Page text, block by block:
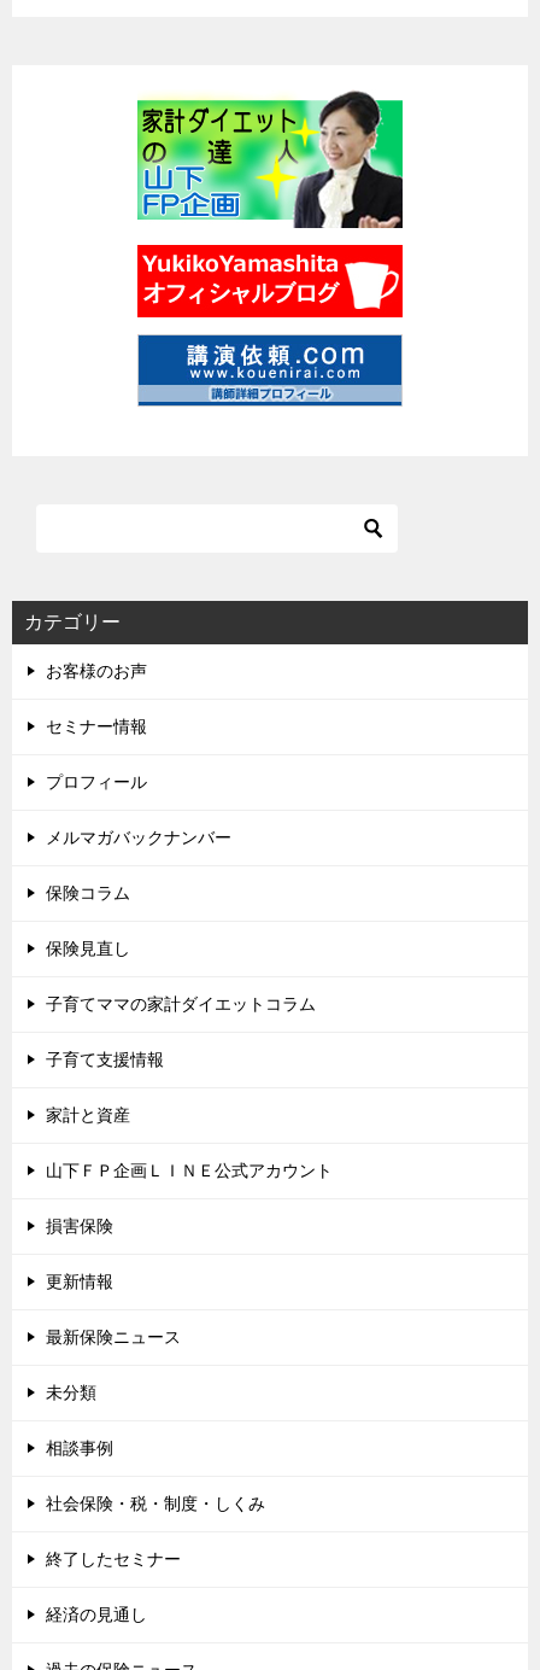
カテゴリー
お客様のお声
セミナー情報
プロフィール
メルマガバックナンバー
保険コラム
保険見直し
子育てママの家計ダイエットコラム
子育て支援情報
家計と資産
山下ＦＰ企画ＬＩＮＥ公式アカウント
損害保険
更新情報
最新保険ニュース
未分類
相談事例
社会保険・税・制度・しくみ
終了したセミナー
経済の見通し